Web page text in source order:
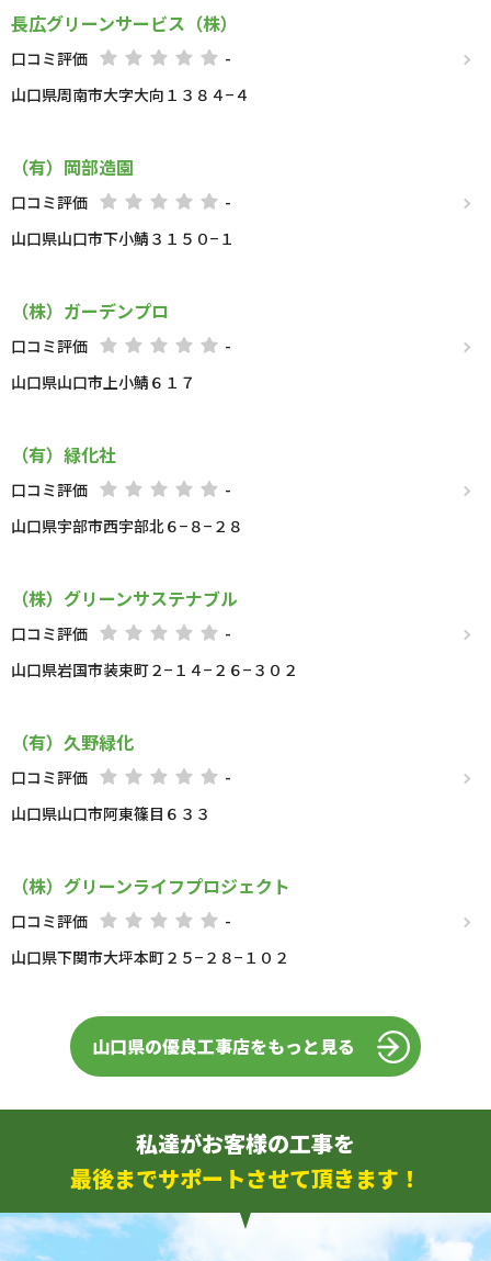
長広グリーンサービス（株）
口コミ評価
-
山口県周南市大字大向１３８４−４
（有）岡部造園
口コミ評価
-
山口県山口市下小鯖３１５０−１
（株）ガーデンプロ
口コミ評価
-
山口県山口市上小鯖６１７
（有）緑化社
口コミ評価
-
山口県宇部市西宇部北６−８−２８
（株）グリーンサステナブル
口コミ評価
-
山口県岩国市装束町２−１４−２６−３０２
（有）久野緑化
口コミ評価
-
山口県山口市阿東篠目６３３
（株）グリーンライフプロジェクト
口コミ評価
-
山口県下関市大坪本町２５−２８−１０２
山口県の優良工事店をもっと見る
私達がお客様の工事を
最後までサポートさせて頂きます！